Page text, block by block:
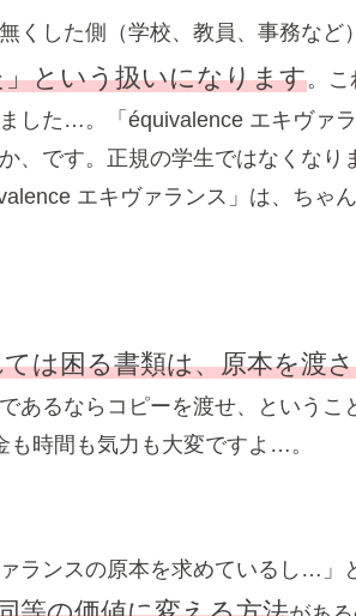
くした側（学校、教員、事務など
という扱いになります。
した…。「équivalence エキヴァ
、です。正規の学生ではなくなり
エキヴァランス」は、ちゃ
は困る書類は、原本を渡
あるならコピーを渡せ、というこ
も時間も気力も大変ですよ…。
ランスの原本を求めているし…」